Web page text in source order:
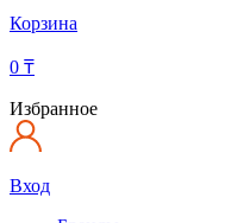
Корзина
0 ₸
Избранное
Вход